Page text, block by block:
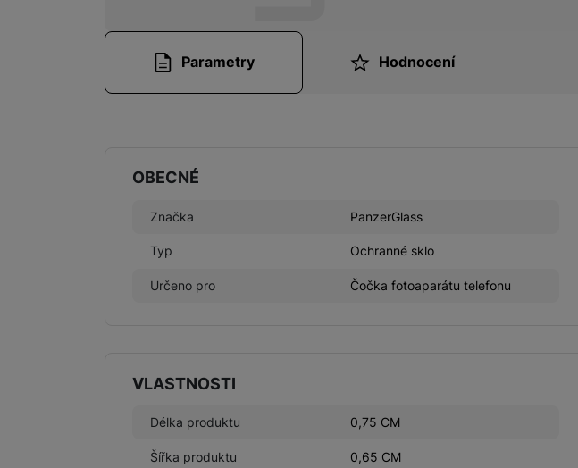
Parametry Hodnocení
OBECNÉ
Značka PanzerGlass
Typ Ochranné sklo
Určeno pro Čočka fotoaparátu telefonu
VLASTNOSTI
Délka produktu 0,75 CM
Šířka produktu 0,65 CM